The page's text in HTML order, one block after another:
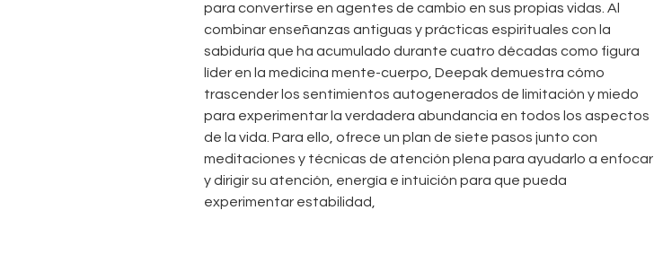
para convertirse en agentes de cambio en sus propias vidas. Al
combinar enseñanzas antiguas y prácticas espirituales con la
sabiduría que ha acumulado durante cuatro décadas como figura
líder en la medicina mente-cuerpo, Deepak demuestra cómo
trascender los sentimientos autogenerados de limitación y miedo
para experimentar la verdadera abundancia en todos los aspectos
de la vida. Para ello, ofrece un plan de siete pasos junto con
meditaciones y técnicas de atención plena para ayudarlo a enfocar
y dirigir su atención, energía e intuición para que pueda
experimentar estabilidad,